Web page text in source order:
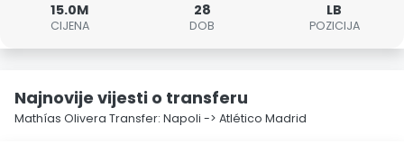
15.0M
CIJENA
28
DOB
LB
POZICIJA
Najnovije vijesti o transferu
Mathías Olivera Transfer: Napoli -> Atlético Madrid